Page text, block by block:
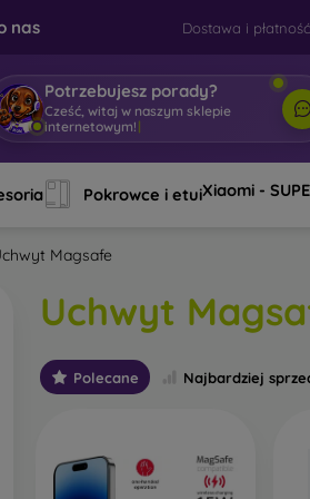
nas Dostawa i płatność
Potrzebujesz porady?
Cześć, witaj w naszym sklepie
internetowym!
Pokrowce i etuiXiaomi -
Magsafe
Uchwyt
Polecane Najbardziej